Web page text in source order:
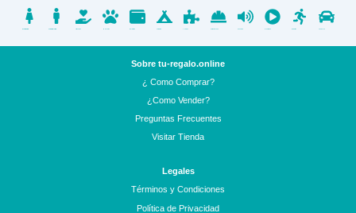
Sobre tu-regalo.online
¿ Como Comprar?
¿Como Vender?
Preguntas Frecuentes
Visitar Tienda
Legales
Términos y Condiciones
Política de Privacidad